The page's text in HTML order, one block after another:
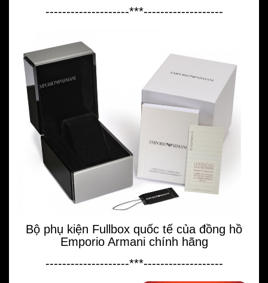
--------------------***-------------------
Bộ phụ kiện Fullbox quốc tế của đồng hồ
Emporio Armani chính hãng
--------------------***-------------------